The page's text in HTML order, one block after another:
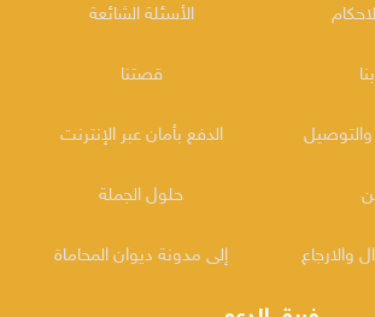
والارجاع
الأسئلة الشائعة
قصتنا
الدفع بأمان عبر الإنترنت
حلول الجملة
إلى مدونة ديوان المحاماة